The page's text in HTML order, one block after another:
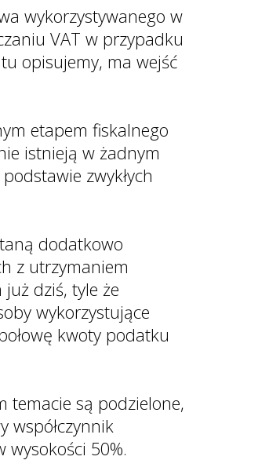
wykorzystywanego w
VAT w przypadku
opisujemy, ma wejść
etapem fiskalnego
istnieją w żadnym
zwykłych
dodatkowo
z utrzymaniem
dziś, tyle że
wykorzystujące
kwoty podatku
temacie są podzielone,
współczynnik
wysokości 50%.